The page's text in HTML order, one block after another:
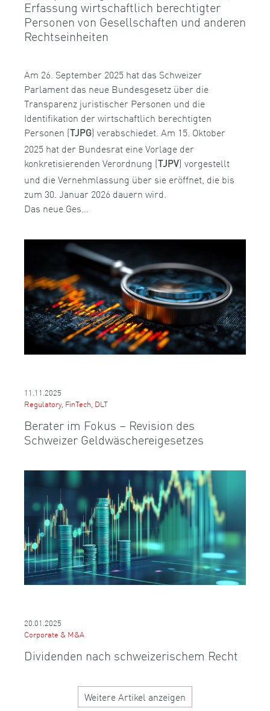
Erfassung wirtschaftlich berechtigter
Personen von Gesellschaften und anderen
Rechtseinheiten
Am 26. September 2025 hat das Schweizer
Parlament das neue Bundesgesetz über die
Transparenz juristischer Personen und die
Identifikation der wirtschaftlich berechtigten
Personen ( TJPG) verabschiedet. Am 15. Oktober
2025 hat der Bundesrat eine Vorlage der
konkretisierenden Verordnung ( TJPV) vorgestellt
und die Vernehmlassung über sie eröffnet, die bis
zum 30. Januar 2026 dauern wird.
Das neue Ges…
11.11.2025
Regulatory, FinTech, DLT
Berater im Fokus – Revision des
Schweizer Geldwäschereigesetzes
20.01.2025
Corporate & M&A
Dividenden nach schweizerischem Recht
Weitere Artikel anzeigen